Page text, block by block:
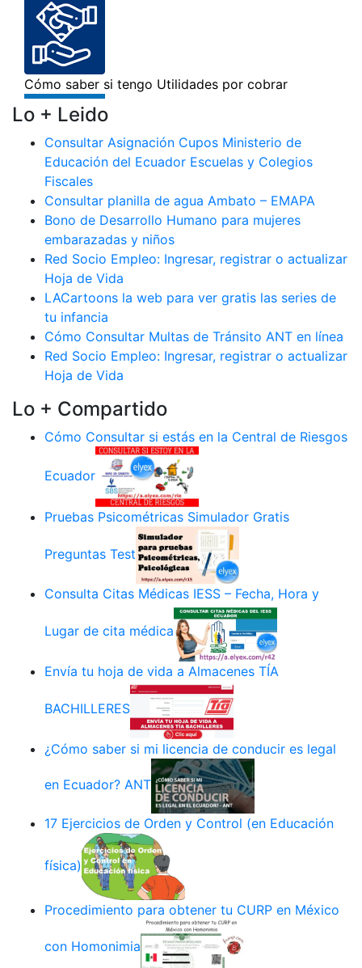
Lo + Leido
Consultar Asignación Cupos Ministerio de
Educación del Ecuador Escuelas y Colegios
Fiscales
Consultar planilla de agua Ambato – EMAPA
Bono de Desarrollo Humano para mujeres
embarazadas y niños
Red Socio Empleo: Ingresar, registrar o actualizar
Hoja de Vida
LACartoons la web para ver gratis las series de
tu infancia
Cómo Consultar Multas de Tránsito ANT en línea
Red Socio Empleo: Ingresar, registrar o actualizar
Hoja de Vida
Lo + Compartido
Cómo Consultar si estás en la Central de Riesgos
Ecuador
Pruebas Psicométricas Simulador Gratis
Preguntas Test
Consulta Citas Médicas IESS – Fecha, Hora y
Lugar de cita médica
Envía tu hoja de vida a Almacenes TÍA
BACHILLERES
¿Cómo saber si mi licencia de conducir es legal
en Ecuador? ANT
17 Ejercicios de Orden y Control (en Educación
física)
Procedimiento para obtener tu CURP en México
con Homonimia